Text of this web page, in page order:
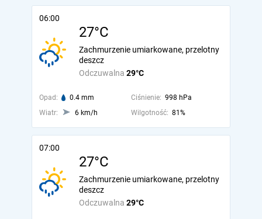
06:00
27°C
Odczuwalna 29°C
Zachmurzenie umiarkowane, przelotny
deszcz
Opad: 0.4 mm Ciśnienie: 998 hPa
Wiatr:
6 km/h Wilgotność: 81%
07:00
27°C
Odczuwalna 29°C
Zachmurzenie umiarkowane, przelotny
deszcz